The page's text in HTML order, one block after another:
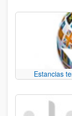
Estancias